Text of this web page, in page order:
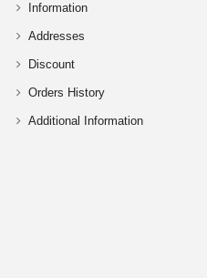
Information
Addresses
Discount
Orders History
Additional Information